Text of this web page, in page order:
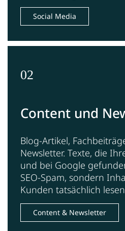
Social Media
02
Content und
Blog-Artikel,
Newsletter. Texte, die
und bei Google
SEO-Spam, sondern
Kunden tatsächlich
Content & Newsletter